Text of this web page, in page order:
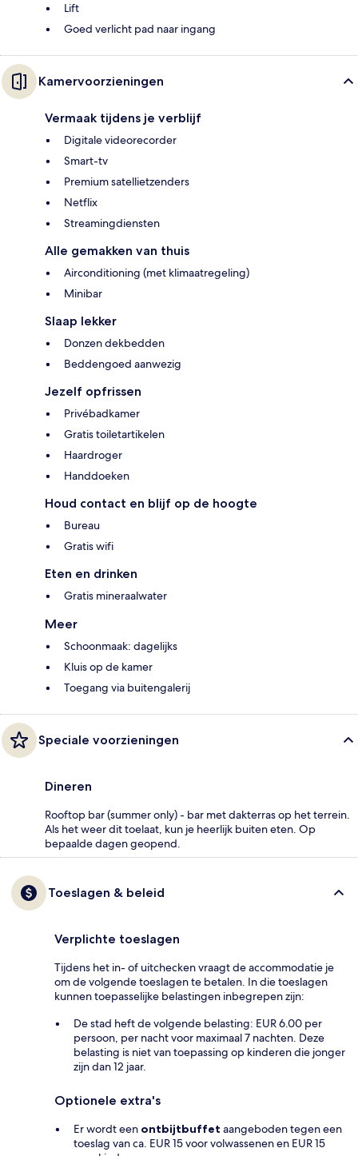
Lift
Goed verlicht pad naar ingang
Kamervoorzieningen
Vermaak tijdens je verblijf
Digitale videorecorder
Smart-tv
Premium satellietzenders
Netflix
Streamingdiensten
Alle gemakken van thuis
Airconditioning (met klimaatregeling)
Minibar
Slaap lekker
Donzen dekbedden
Beddengoed aanwezig
Jezelf opfrissen
Privébadkamer
Gratis toiletartikelen
Haardroger
Handdoeken
Houd contact en blijf op de hoogte
Bureau
Gratis wifi
Eten en drinken
Gratis mineraalwater
Meer
Schoonmaak: dagelijks
Kluis op de kamer
Toegang via buitengalerij
Speciale voorzieningen
Dineren
Rooftop bar (summer only) - bar met dakterras op het terrein.
Als het weer dit toelaat, kun je heerlijk buiten eten. Op
bepaalde dagen geopend.
Toeslagen & beleid
Verplichte toeslagen
Tijdens het in- of uitchecken vraagt de accommodatie je
om de volgende toeslagen te betalen. In die toeslagen
kunnen toepasselijke belastingen inbegrepen zijn:
De stad heft de volgende belasting: EUR 6.00 per
persoon, per nacht voor maximaal 7 nachten. Deze
belasting is niet van toepassing op kinderen die jonger
zijn dan 12 jaar.
Optionele extra's
Er wordt een ontbijtbuffet aangeboden tegen een
toeslag van ca. EUR 15 voor volwassenen en EUR 15